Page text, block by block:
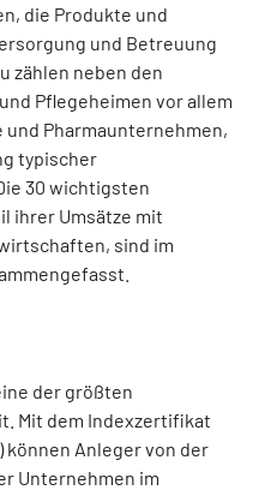
die Produkte und
und Betreuung
zählen neben den
Pflegeheimen vor allem
Pharmaunternehmen,
typischer
30 wichtigsten
ihrer Umsätze mit
sind im
der größten
Mit dem Indexzertifikat
können Anleger von der
Unternehmen im